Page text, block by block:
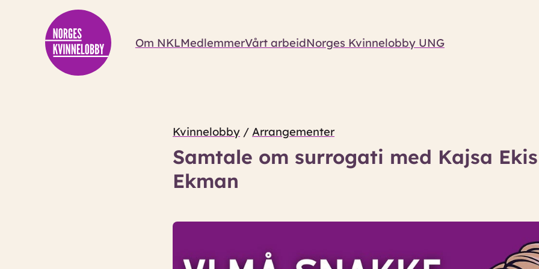
Om NKLMedlemmerVårt arbeidNorges Kvinnelobby UNG
Kvinnelobby / Arrangementer
Samtale om surrogati med Kajsa Ekis
Ekman